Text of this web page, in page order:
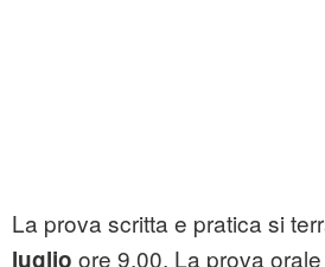
La prova scritta e pratica si
luglio ore 9.00. La prova